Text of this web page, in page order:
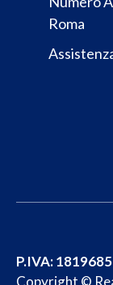
Roma
P.IVA:
Copyright ©